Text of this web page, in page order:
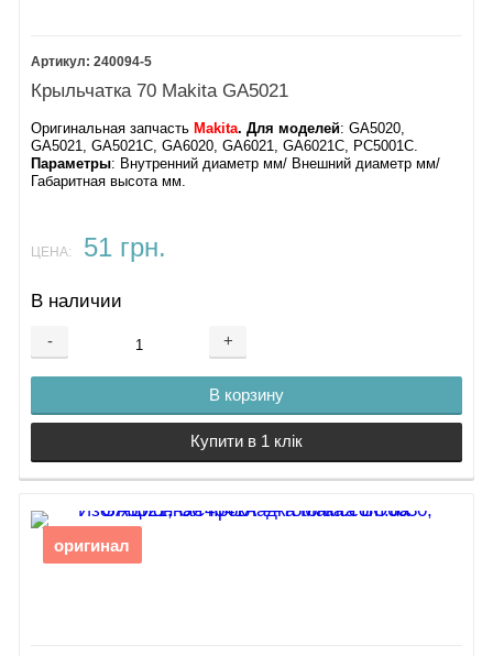
240094-5
Крыльчатка 70 Makita GA5021
Оригинальная запчасть Makita.Для моделей: GA5020,
GA5021, GA5021C, GA6020, GA6021, GA6021C, PC5001C​.
Параметры: Внутренний диаметр мм/ Внешний диаметр мм/
Габаритная высота мм.
ЦЕНА: 51 грн.
В наличии
- +
В корзину
Купити в 1 клік
оригинал